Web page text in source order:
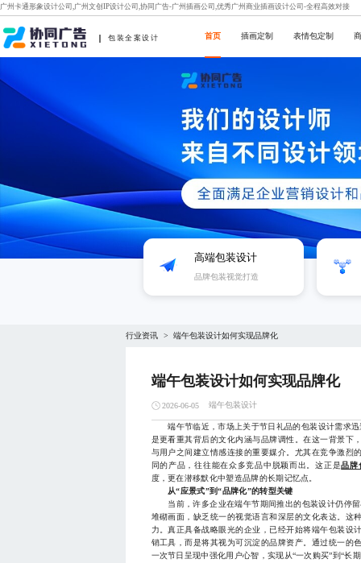
广州卡通形象设计公司,广州文创IP设计公司,协同广告-广州插画公司,优秀广州商业插画设计公司-全程高效对接
包装全案设计 首页 插画定制 表情包定制
高端包装设计
品牌包装视觉打造
行业资讯 > 端午包装设计如何实现品牌化
端午包装设计如何实现品牌化
2026-06-05 端午包装设计
端午节临近，市场上关于节日礼品的包装设计需求迅
是更看重其背后的文化内涵与品牌调性。在这一背景下
与用户之间建立情感连接的重要媒介。尤其在竞争激烈
同的产品，往往能在众多竞品中脱颖而出。这正是品牌
度，更在潜移默化中塑造品牌的长期记忆点。
从“应景式”到“品牌化”的转型关键
当前，许多企业在端午节期间推出的包装设计仍停留
堆砌画面，缺乏统一的视觉语言和深层的文化表达。这
力。真正具备战略眼光的企业，已经开始将端午包装设
销工具，而是将其视为可沉淀的品牌资产。通过统一的
一次节日呈现中强化用户心智，实现从“一次购买”到“长